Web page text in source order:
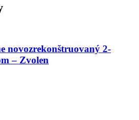
novozrekonštruovaný 2-
– Zvolen